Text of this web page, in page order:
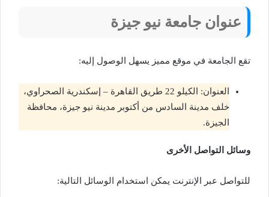
عنوان جامعة نيو جيزة
تقع الجامعة في موقع مميز يسهل الوصول إليه:
العنوان: الكيلو 22 طريق القاهرة – إسكندرية الصحراوي،
خلف مدينة السادس من أكتوبر مدينة نيو جيزة، محافظة
الجيزة​.
وسائل التواصل الأخرى
للتواصل عبر الإنترنت يمكن استخدام الوسائل التالية: